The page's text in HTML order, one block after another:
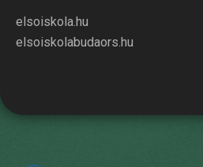
elsoiskola.hu
elsoiskolabudaors.hu